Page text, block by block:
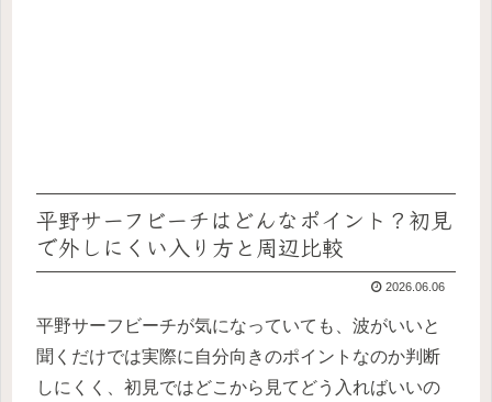
平野サーフビーチはどんなポイント？初見
で外しにくい入り方と周辺比較
2026.06.06
平野サーフビーチが気になっていても、波がいいと
聞くだけでは実際に自分向きのポイントなのか判断
しにくく、初見ではどこから見てどう入ればいいの